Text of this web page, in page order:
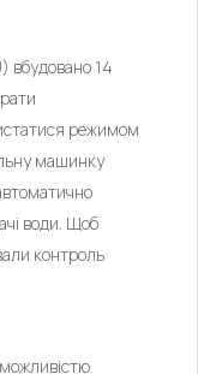
вбудовано 14
режимом
машинку
води. Щоб
контроль